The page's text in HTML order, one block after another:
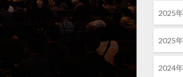
2025
2025
2024